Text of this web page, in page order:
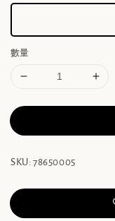
數量
SKU: 78650005